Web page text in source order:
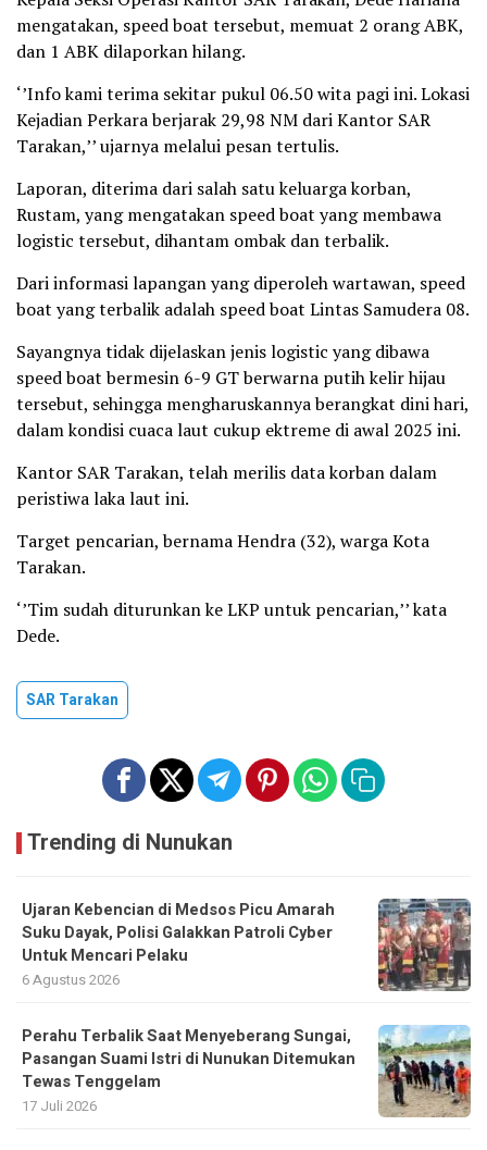
mengatakan, speed boat tersebut, memuat 2 orang ABK,
dan 1 ABK dilaporkan hilang.
‘’Info kami terima sekitar pukul 06.50 wita pagi ini. Lokasi
Kejadian Perkara berjarak 29,98 NM dari Kantor SAR
Tarakan,’’ ujarnya melalui pesan tertulis.
Laporan, diterima dari salah satu keluarga korban,
Rustam, yang mengatakan speed boat yang membawa
logistic tersebut, dihantam ombak dan terbalik.
Dari informasi lapangan yang diperoleh wartawan, speed
boat yang terbalik adalah speed boat Lintas Samudera 08.
Sayangnya tidak dijelaskan jenis logistic yang dibawa
speed boat bermesin 6-9 GT berwarna putih kelir hijau
tersebut, sehingga mengharuskannya berangkat dini hari,
dalam kondisi cuaca laut cukup ektreme di awal 2025 ini.
Kantor SAR Tarakan, telah merilis data korban dalam
peristiwa laka laut ini.
Target pencarian, bernama Hendra (32), warga Kota
Tarakan.
‘’Tim sudah diturunkan ke LKP untuk pencarian,’’ kata
Dede.
SAR Tarakan
Trending di Nunukan
Ujaran Kebencian di Medsos Picu Amarah
Suku Dayak, Polisi Galakkan Patroli Cyber
Untuk Mencari Pelaku
6 Agustus 2026
Perahu Terbalik Saat Menyeberang Sungai,
Pasangan Suami Istri di Nunukan Ditemukan
Tewas Tenggelam
17 Juli 2026